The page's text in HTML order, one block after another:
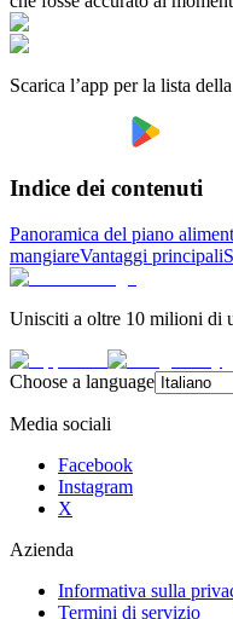
Scarica l’app per la lista
Indice dei contenuti
Panoramica del piano
mangiareVantaggi principali
Unisciti a oltre 10 milioni di
Choose a language
Media sociali
Facebook
Instagram
X
Azienda
Informativa sulla
Termini di servizio